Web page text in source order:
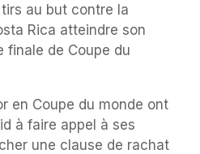
au but contre la
Rica atteindre son
finale de Coupe du
en Coupe du monde ont
à faire appel à ses
une clause de rachat